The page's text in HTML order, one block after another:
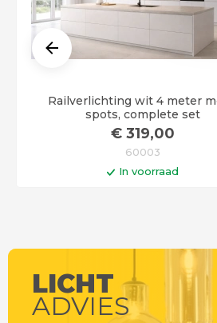
Railverlichting wit 4 meter
spots, complete set
€ 319,00
60003
In voorraad
LICHT
ADVIES